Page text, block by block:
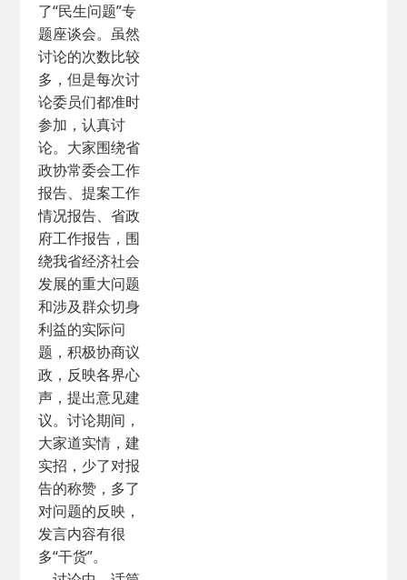
了“民生问题”专
题座谈会。虽然
讨论的次数比较
多，但是每次讨
论委员们都准时
参加，认真讨
论。大家围绕省
政协常委会工作
报告、提案工作
情况报告、省政
府工作报告，围
绕我省经济社会
发展的重大问题
和涉及群众切身
利益的实际问
题，积极协商议
政，反映各界心
声，提出意见建
议。讨论期间，
大家道实情，建
实招，少了对报
告的称赞，多了
对问题的反映，
发言内容有很
多“干货”。